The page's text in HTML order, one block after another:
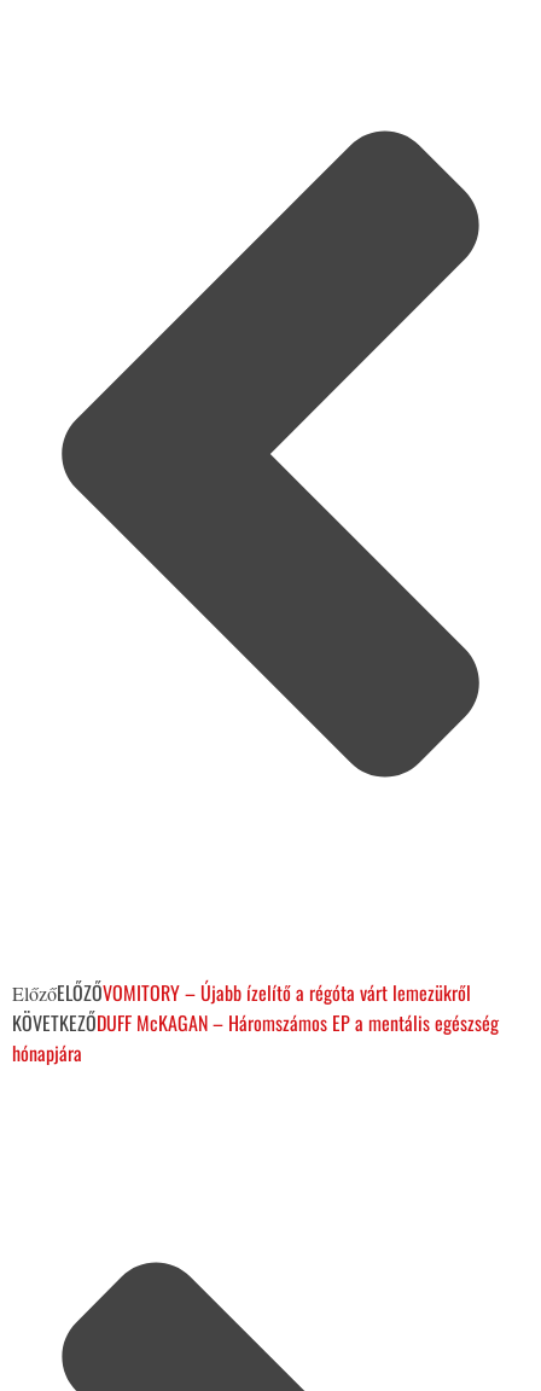
ElőzőELŐZŐVOMITORY – Újabb ízelítő a régóta várt lemezükről
KÖVETKEZŐDUFF McKAGAN – Háromszámos EP a mentális egészség
hónapjára